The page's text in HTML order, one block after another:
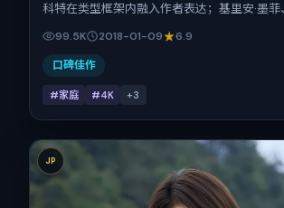
科特在类型框架内融入作者表达；基里安·墨
地与出品背景为泰国。上映时间 2018年1月9日
2018-01-09），全片161分钟，节奏张弛有度。
99.5K 2018-01-09 6.9
口碑佳作
#家庭 #4K +3
JP